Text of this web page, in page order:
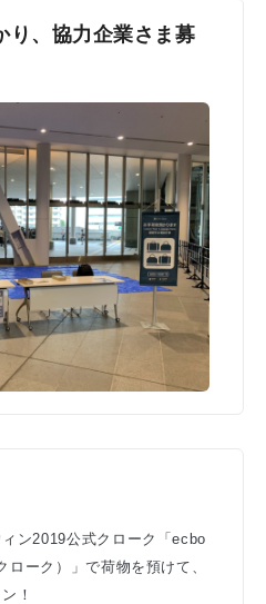
り、協力企業さま募
ン2019公式クローク「ecbo
ローク）」で荷物を預けて、
！